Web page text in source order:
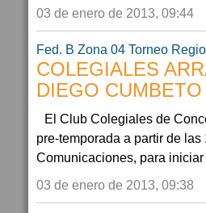
03 de enero de 2013, 09:44
Fed. B Zona 04 Torneo
COLEGIALES
DIEGO
El Club Colegiales de
pre-temporada a partir de
Comunicaciones, para
03 de enero de 2013, 09:38